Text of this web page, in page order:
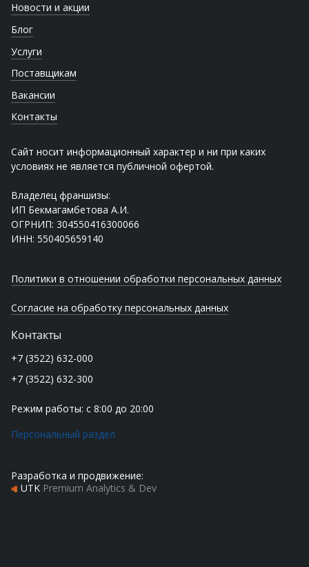
Новости и акции
Блог
Услуги
Поставщикам
Вакансии
Контакты
Сайт носит информационный характер и ни при каких
условиях не является публичной офертой.
Владелец франшизы:
ИП Бекмагамбетова А.И.
ОГРНИП: 304550416300066
ИНН: 550405659140
Политики в отношении обработки персональных данных
Согласие на обработку персональных данных
Контакты
+7 (3522) 632-000
+7 (3522) 632-300
Режим работы: с 8:00 до 20:00
Персональный раздел
Разработка и продвижение:
UTK Premium Analytics & Dev